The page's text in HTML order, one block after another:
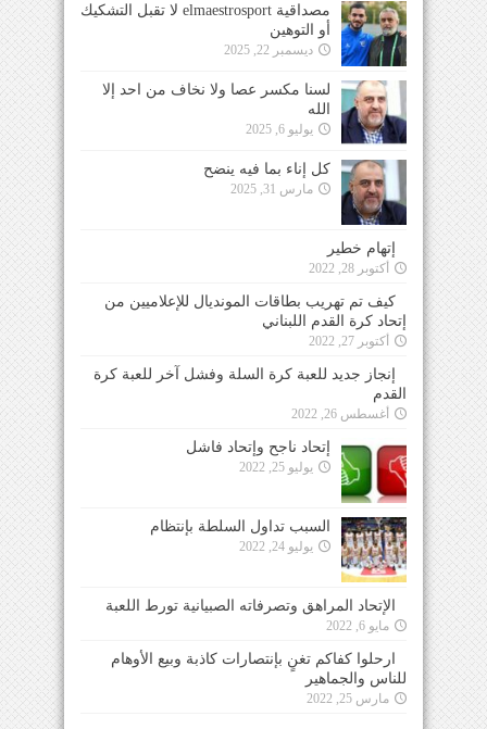
مصداقية elmaestrosport لا تقبل التشكيك
أو التوهين
ديسمبر 22, 2025
لسنا مكسر عصا ولا نخاف من احد إلا
الله
يوليو 6, 2025
كل إناء بما فيه ينضح
مارس 31, 2025
إتهام خطير
أكتوبر 28, 2022
كيف تم تهريب بطاقات المونديال للإعلاميين من
إتحاد كرة القدم اللبناني
أكتوبر 27, 2022
إنجاز جديد للعبة كرة السلة وفشل آخر للعبة كرة
القدم
أغسطس 26, 2022
إتحاد ناجح وإتحاد فاشل
يوليو 25, 2022
السبب تداول السلطة بإنتظام
يوليو 24, 2022
الإتحاد المراهق وتصرفاته الصبيانية تورط اللعبة
مايو 6, 2022
ارحلوا كفاكم تغنٍ بإنتصارات كاذبة وبيع الأوهام
للناس والجماهير
مارس 25, 2022